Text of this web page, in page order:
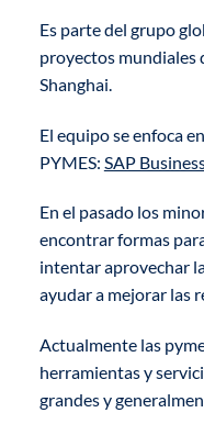
Es parte del grupo
proyectos mundiales
Shanghai.
El equipo se enfoca
PYMES: SAP
En el pasado los
encontrar formas
intentar aprovechar
ayudar a mejorar las
Actualmente las
herramientas y
grandes y